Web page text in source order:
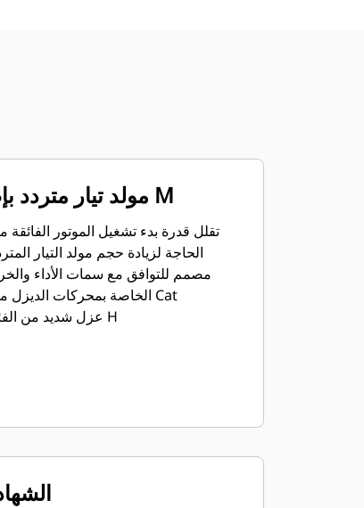
مولد تيار متردد بإطار M
تقلل قدرة بدء تشغيل الموتور الفائقة
الحاجة لزيادة حجم مولد التيار
مصمم للتوافق مع سمات الأداء
الخاصة بمحركات الديزل من Cat
عزل شديد من الفئة H